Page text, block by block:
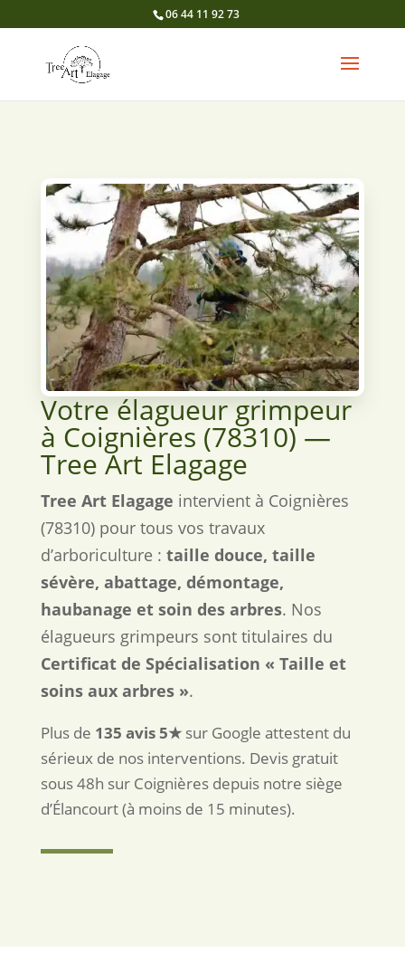
06 44 11 92 73
Votre élagueur grimpeur
à Coignières (78310) —
Tree Art Elagage
Tree Art Elagage intervient à Coignières
(78310) pour tous vos travaux
d’arboriculture : taille douce, taille
sévère, abattage, démontage,
haubanage et soin des arbres. Nos
élagueurs grimpeurs sont titulaires du
Certificat de Spécialisation « Taille et
soins aux arbres ».
Plus de 135 avis 5★sur Google attestent du
sérieux de nos interventions. Devis gratuit
sous 48h sur Coignières depuis notre siège
d’Élancourt (à moins de 15 minutes).